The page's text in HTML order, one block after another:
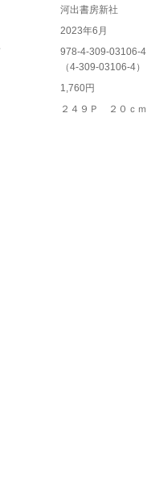
河出書房新社
2023年6月
978-4-309-03106-4
（4-309-03106-4）
1,760円
２４９Ｐ ２０ｃｍ